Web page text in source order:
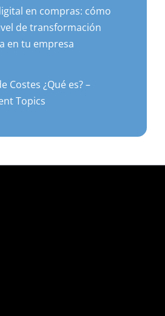
en compras: cómo
de transformación
en tu empresa
Costes ¿Qué es? –
Topics